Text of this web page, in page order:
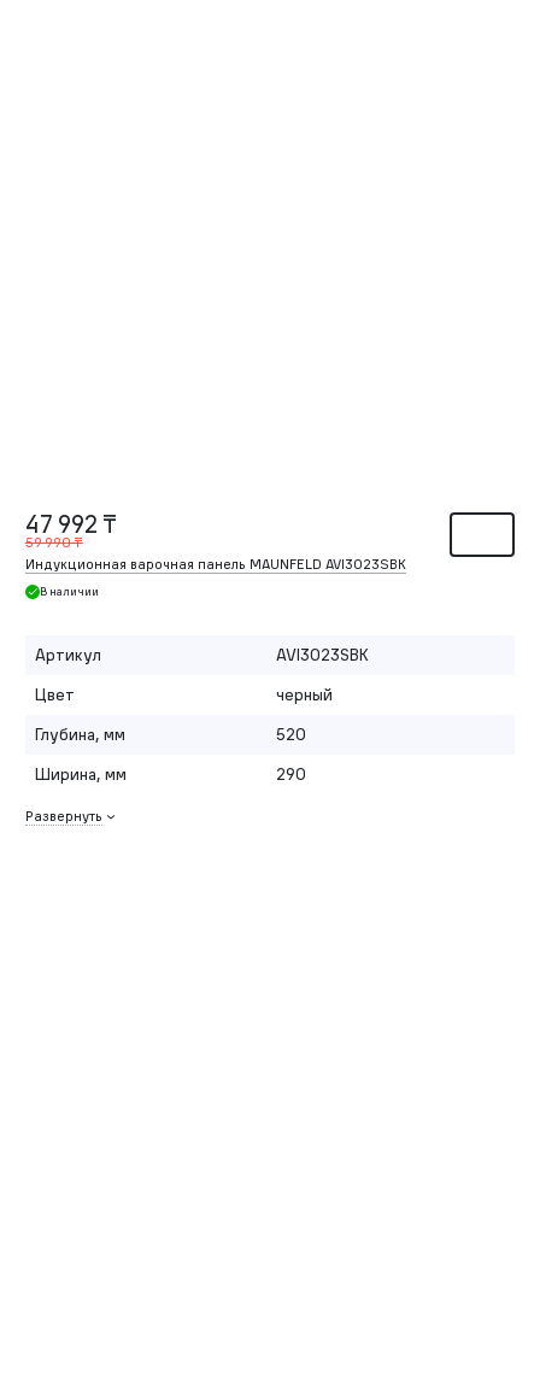
47 992 ₸
59 990 ₸
Индукционная варочная панель MAUNFELD AVI3023SBK
В наличии
Артикул
AVI3023SBK
Цвет
черный
Глубина, мм
520
Ширина, мм
290
Развернуть